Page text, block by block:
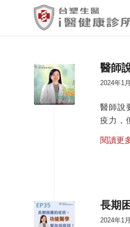
醫師
2024年1
醫師說
疫力，
閱讀更
長期
2024年1